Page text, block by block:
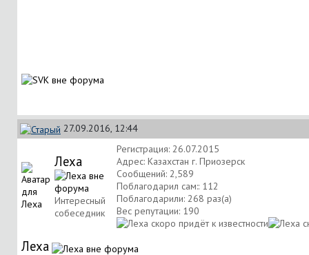
27.09.2016, 12:44
Леха
Интересный
собеседник
Регистрация: 26.07.2015
Адрес: Казахстан г. Приозерск
Сообщений: 2,589
Поблагодарил сам:: 112
Поблагодарили: 268 раз(а)
Вес репутации: 190
Леха